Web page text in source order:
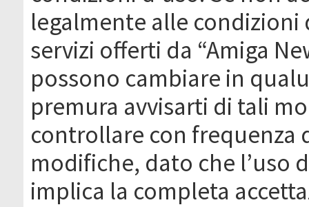
legalmente alle condizioni
servizi offerti da “Amiga
possono cambiare in
premura avvisarti di tali
controllare con frequenza
modifiche, dato che l’uso
implica la completa